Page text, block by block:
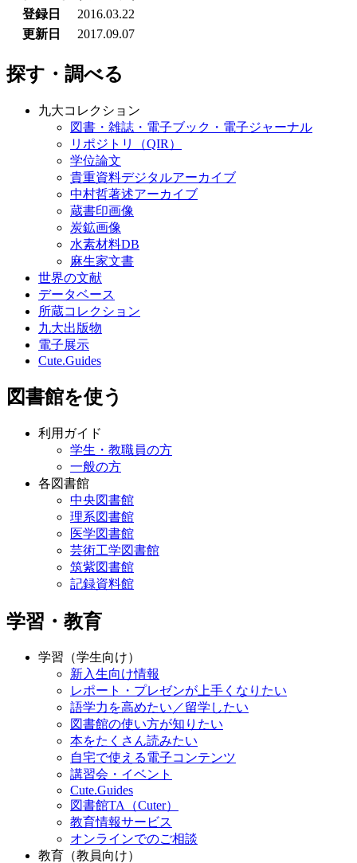
登録日
2016.03.22
更新日
2017.09.07
探す・調べる
九大コレクション
図書・雑誌・電子ブック・電子ジャーナル
リポジトリ（QIR）
学位論文
貴重資料デジタルアーカイブ
中村哲著述アーカイブ
蔵書印画像
炭鉱画像
水素材料DB
麻生家文書
世界の文献
データベース
所蔵コレクション
九大出版物
電子展示
Cute.Guides
図書館を使う
利用ガイド
学生・教職員の方
一般の方
各図書館
中央図書館
理系図書館
医学図書館
芸術工学図書館
筑紫図書館
記録資料館
学習・教育
学習（学生向け）
新入生向け情報
レポート・プレゼンが上手くなりたい
語学力を高めたい／留学したい
図書館の使い方が知りたい
本をたくさん読みたい
自宅で使える電子コンテンツ
講習会・イベント
Cute.Guides
図書館TA（Cuter）
教育情報サービス
オンラインでのご相談
教育（教員向け）